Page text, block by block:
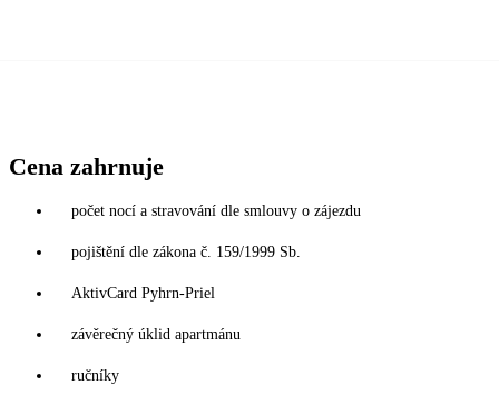
Cena zahrnuje
počet nocí a stravování dle smlouvy o zájezdu
pojištění dle zákona č. 159/1999 Sb.
AktivCard Pyhrn-Priel
závěrečný úklid apartmánu
ručníky